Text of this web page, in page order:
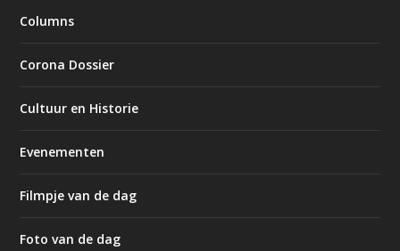
Columns
Corona Dossier
Cultuur en Historie
Evenementen
Filmpje van de dag
Foto van de dag